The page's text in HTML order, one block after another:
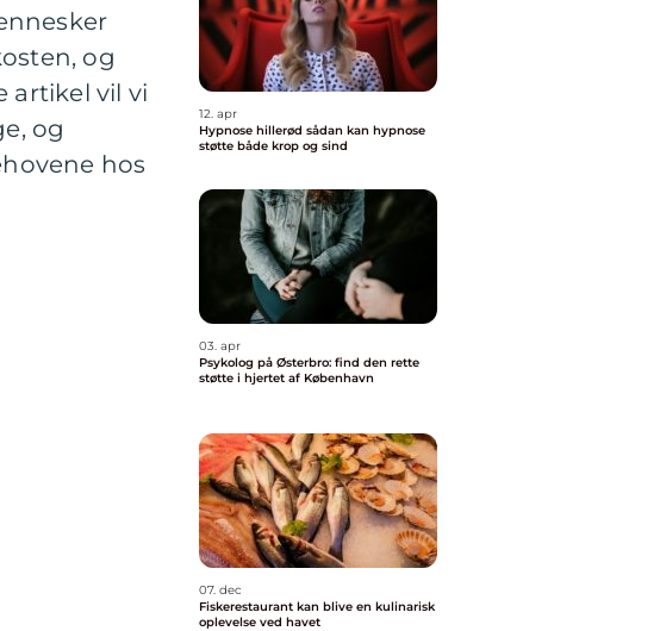
og
artikel vil vi
og
hos
12. apr
Hypnose hillerød sådan kan hypnose
støtte både krop og sind
03. apr
Psykolog på Østerbro: find den rette
støtte i hjertet af København
07. dec
Fiskerestaurant kan blive en kulinarisk
oplevelse ved havet